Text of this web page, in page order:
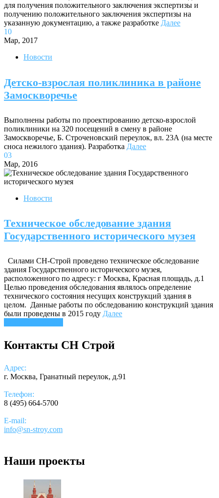
для получения положительного заключения экспертизы и
получению положительного заключения экспертизы на
указанную документацию, а также разработке Далее
10
Мар, 2017
Новости
Детско-взрослая поликлиника в районе
Замоскворечье
Выполнены работы по проектированию детско-взрослой
поликлиники на 320 посещений в смену в районе
Замоскворечье, Б. Строченовский переулок, вл. 23А (на месте
сноса нежилого здания). Разработка Далее
03
Мар, 2016
Новости
Техническое обследование здания
Государственного исторического музея
Силами СН-Строй проведено техническое обследование
здания Государственного исторического музея,
расположенного по адресу: г Москва, Красная площадь, д.1
Целью проведения обследования являлось определение
технического состояния несущих конструкций здания в
целом. Данные работы по обследованию конструкций здания
были проведены в 2015 году Далее
Контакты СН Строй
Адрес:
г. Москва, Гранатный переулок, д.91
Телефон:
8 (495) 664-5700
E-mail:
info@sn-stroy.com
Наши проекты